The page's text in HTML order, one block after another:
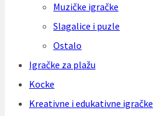
Muzičke igračke
Slagalice i puzle
Ostalo
Igračke za plažu
Kocke
Kreativne i edukativne igračke